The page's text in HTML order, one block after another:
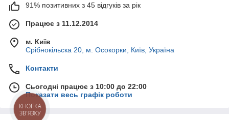
91% позитивних з 45 відгуків за рік
Працює з 11.12.2014
м. Київ
Срібнокільска 20, м. Осокорки, Київ, Україна
Контакти
Сьогодні працює з 10:00 до 22:00
Показати весь графік роботи
КНОПКА
ЗВ'ЯЗКУ